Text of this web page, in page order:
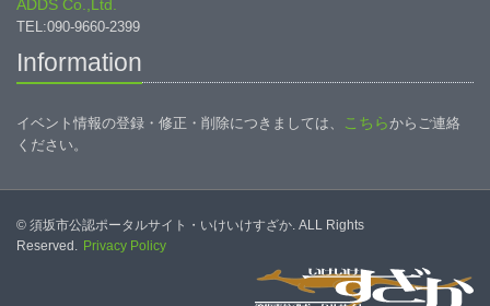
ADDS Co.,Ltd.
TEL:090-9660-2399
Information
イベント情報の登録・修正・削除につきましては、 こちらからご連絡
ください。
© 須坂市公認ポータルサイト・いけいけすざか. ALL Rights
Reserved. Privacy Policy